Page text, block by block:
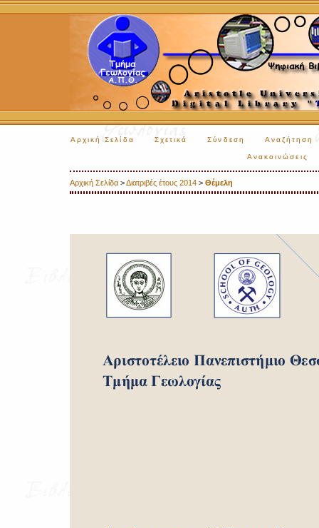
Αρχική Σελίδα Σχετικά Σύνδεση Αναζήτηση
Ανακοινώσεις
Αρχική Σελίδα >Διατριβές έτους 2014 > Θέμελη